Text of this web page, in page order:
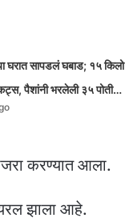
घरात सापडलं घबाड; १५ किलो
पैशांनी भरलेली ३५ पोती…
करण्यात आला.
झाला आहे.